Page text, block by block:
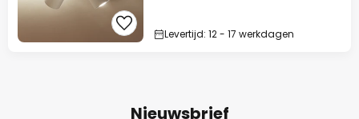
Levertijd: 12 - 17 werkdagen
Nieuwsbrief